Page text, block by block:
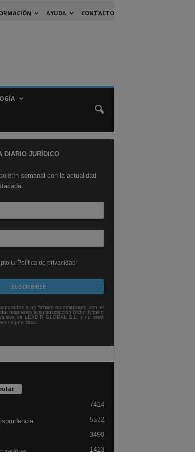
AYUDA CONTACTO
DIARIO JURÍDICO
semanal con la actualidad
la Política de privacidad
a un fichero automatizado con el
respuesta a su suscripción Dicho fichero
de LEXDIR GLOBAL S.L. y no será
ningún caso.
7414
5572
3498
1413